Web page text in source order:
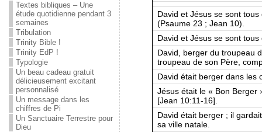
Textes bibliques – Une
étude quotidienne pendant 3
semaines
Tribulation
Trinity Bible !
Trinity EdP !
Typologie
Un beau cadeau gratuit
délicieusement excitant
personnalisé
Un message dans les
chiffres de Pi
Un Sanctuaire Terrestre pour
Dieu
David et Jésus se sont
(Psaume 23 ; Jean 10).
David et Jésus se sont
David, berger du troupeau
troupeau de son Père,
David était berger dans les
Jésus était le « Bon Berger
[Jean 10:11-16].
David était berger ; il
sa ville natale.